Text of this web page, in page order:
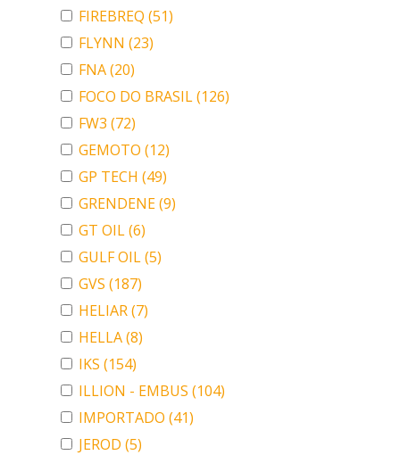
FIREBREQ (51)
FLYNN (23)
FNA(20)
FOCO DO BRASIL(126)
FW3 (72)
GEMOTO (12)
GP TECH (49)
GRENDENE(9)
GT OIL(6)
GULF OIL(5)
GVS (187)
HELIAR(7)
HELLA(8)
IKS (154)
ILLION - EMBUS (104)
IMPORTADO (41)
JEROD (5)